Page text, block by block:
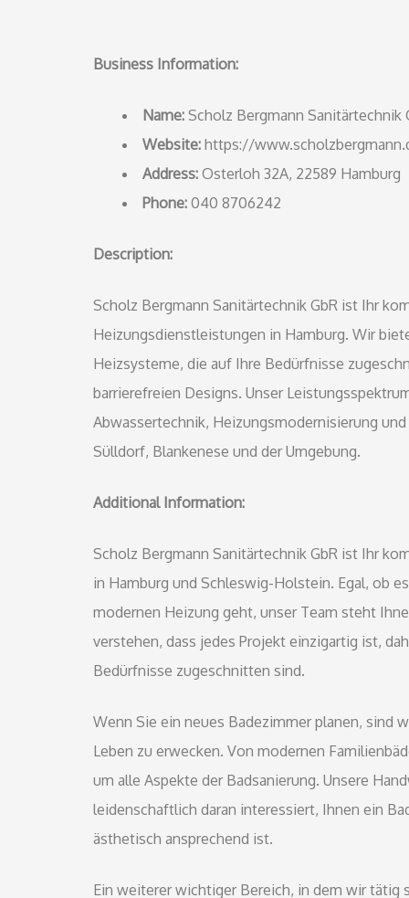
Business Information:
Name: Scholz Bergmann
Website: https://
Address: Osterloh 32A, 22589 Hamburg
Phone: 040 8706242
Description:
Scholz Bergmann Sanitärtechnik GbR ist Ihr
Heizungsdienstleistungen in Hamburg. Wir
Heizsysteme, die auf Ihre Bedürfnisse
barrierefreien Designs. Unser
Abwassertechnik, Heizungsmodernisierung
Sülldorf, Blankenese und der Umgebung.
Additional Information:
Scholz Bergmann Sanitärtechnik GbR ist Ihr
in Hamburg und Schleswig-Holstein. Egal, ob
modernen Heizung geht, unser Team steht
verstehen, dass jedes Projekt einzigartig ist,
Bedürfnisse zugeschnitten sind.
Wenn Sie ein neues Badezimmer planen, sind
Leben zu erwecken. Von modernen
um alle Aspekte der Badsanierung. Unsere
leidenschaftlich daran interessiert, Ihnen ein
ästhetisch ansprechend ist.
Ein weiterer wichtiger Bereich, in dem wir tätig